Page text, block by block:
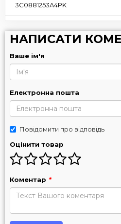
3C0881253A4PK
НАПИСАТИ
Ваше ім'я
Електронна пошта
Повідомити про відповідь
Оцінити товар
Коментар *